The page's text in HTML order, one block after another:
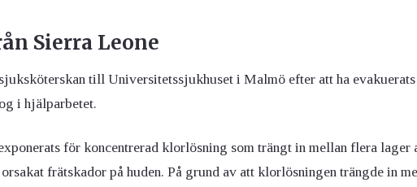
Sierra Leone
till Universitetssjukhuset i Malmö efter att ha
i hjälparbetet.
för koncentrerad klorlösning som trängt in mellan flera lager
frätskador på huden. På grund av att klorlösningen trängde in